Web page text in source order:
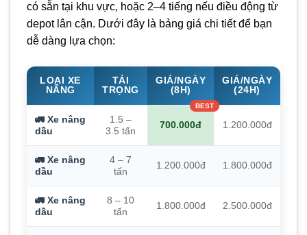
có sẵn tại khu vực, hoặc 2–4 tiếng nếu điều động từ
depot lân cận. Dưới đây là bảng giá chi tiết để bạn
dễ dàng lựa chọn:
LOẠI XE
NÂNG
TẢI
TRỌNG
GIÁ/NGÀY
(8H)
GIÁ/NGÀY
(24H)
🚛 Xe nâng
dầu
1.5 –
3.5 tấn
700.000đ 1.200.000đ
🚛 Xe nâng
dầu
4 – 7
tấn
1.200.000đ 1.800.000đ
🚛 Xe nâng
dầu
8 – 10
tấn
1.800.000đ 2.500.000đ